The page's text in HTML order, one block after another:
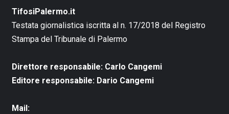
TifosiPalermo.it
Testata giornalistica iscritta al n. 17/2018 del Registro
Stampa del Tribunale di Palermo
Direttore responsabile: Carlo Cangemi
Editore responsabile: Dario Cangemi
Mail: